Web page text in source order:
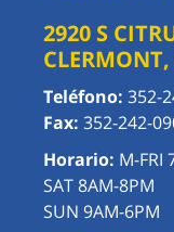
2920 S
CLERMONT,
Teléfono: 352-
Fax: 352-242-
Horario: M-FRI
SAT 8AM-8PM
SUN 9AM-6PM